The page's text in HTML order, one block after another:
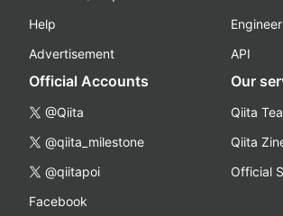
Help
Advertisement
API
Official Accounts
@Qiita
@qiita_milestone
@qiitapoi
Facebook
Our
Qiita
Qiita
Official